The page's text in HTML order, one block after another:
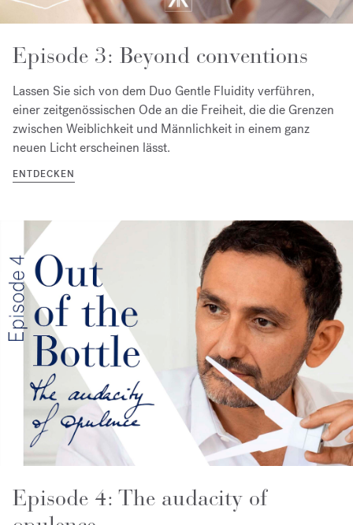
Episode 3: Beyond conventions
Lassen Sie sich von dem Duo Gentle Fluidity verführen,
einer zeitgenössischen Ode an die Freiheit, die die Grenzen
zwischen Weiblichkeit und Männlichkeit in einem ganz
neuen Licht erscheinen lässt.
ENTDECKEN
Episode 4: The audacity of